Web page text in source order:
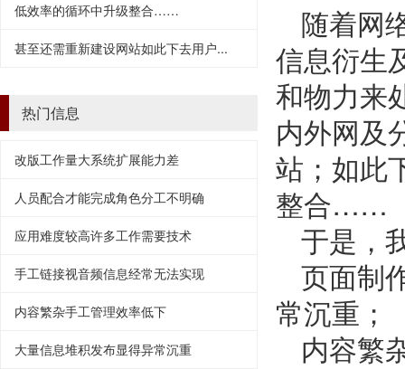
低效率的循环中升级整合……
甚至还需重新建设网站如此下去用户...
热门信息
改版工作量大系统扩展能力差
人员配合才能完成角色分工不明确
应用难度较高许多工作需要技术
手工链接视音频信息经常无法实现
内容繁杂手工管理效率低下
大量信息堆积发布显得异常沉重
随着网
信息衍生
和物力来
内外网及
站；如此
整合……
于是，
页面制
常沉重；
内容繁